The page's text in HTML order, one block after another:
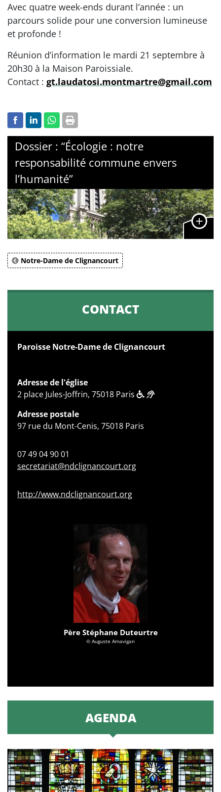
Avec quatre week-ends durant l’année : un
parcours solide pour une conversion lumineuse
et profonde !
Réunion d’information le mardi 21 septembre à
20h30 à la Maison Paroissiale.
Contact : gt.laudatosi.montmartre@gmail.com
Dossier : “Écologie : notre
responsabilité commune envers
l’humanité”
Notre-Dame de Clignancourt
CONTACT
Paroisse Notre-Dame de Clignancourt
Adresse de l'église
2 place Jules-Joffrin, 75018 Paris
Adresse postale
97 rue du Mont-Cenis, 75018 Paris
07 49 04 90 01
secretariat@ndclignancourt.org
http://www.ndclignancourt.org
Père Stéphane Duteurtre
© Auguste Amavigan
AGENDA